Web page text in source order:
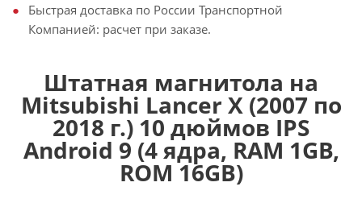
Быстрая доставка по России Транспортной
Компанией: расчет при заказе.
Штатная магнитола на
Mitsubishi Lancer X (2007 по
2018 г.) 10 дюймов IPS
Android 9 (4 ядра, RAM 1GB,
ROM 16GB)